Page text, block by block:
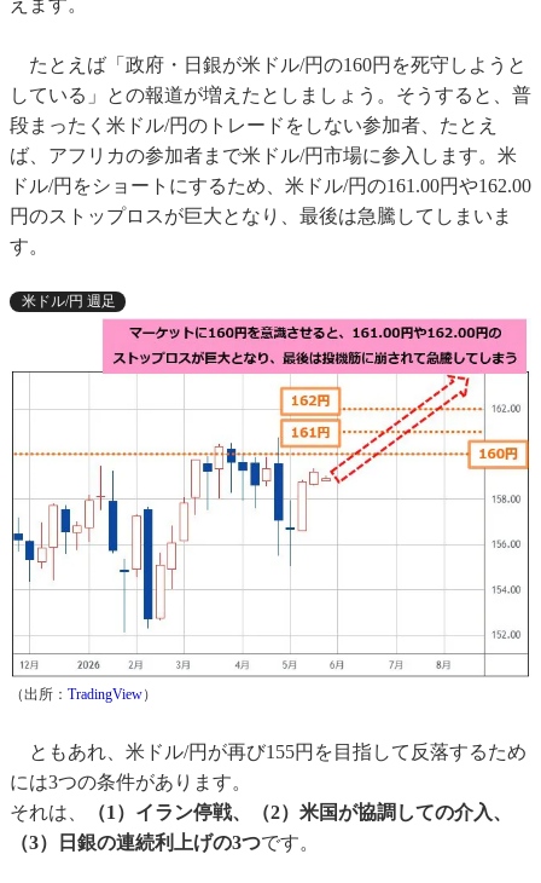
えます。
たとえば「政府・日銀が米ドル/円の160円を死守しようと
している」との報道が増えたとしましょう。そうすると、普
段まったく米ドル/円のトレードをしない参加者、たとえ
ば、アフリカの参加者まで米ドル/円市場に参入します。米
ドル/円をショートにするため、米ドル/円の161.00円や162.00
円のストップロスが巨大となり、最後は急騰してしまいま
す。
米ドル/円 週足
（出所： TradingView）
ともあれ、米ドル/円が再び155円を目指して反落するため
には3つの条件があります。
それは、
（1）イラン停戦、（2）米国が協調しての介入、
（3）日銀の連続利上げの3つです。